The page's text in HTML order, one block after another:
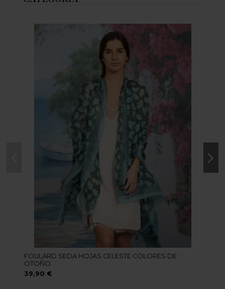
FOULARD SEDA HOJAS CELESTE COLORES DE
OTOÑO
39,90 €